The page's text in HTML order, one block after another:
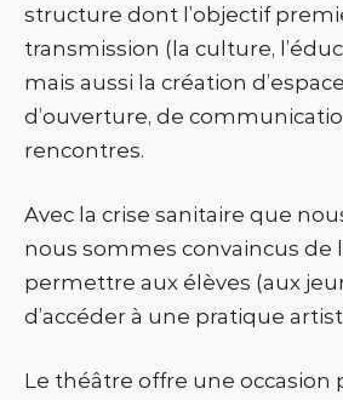
structure dont l’objectif
transmission (la culture,
mais aussi la création
d’ouverture, de
rencontres.
Avec la crise sanitaire que
nous sommes convaincus de
permettre aux élèves (aux
d’accéder à une pratique
Le théâtre offre une occasion